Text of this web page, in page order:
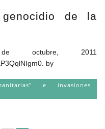
de la
octubre, 2011
by
e invasiones